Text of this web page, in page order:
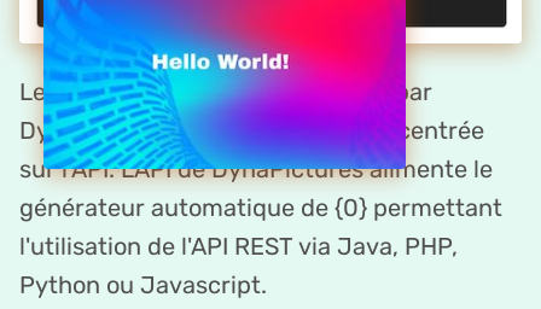
Le créateur de affiche de citation par
DynaPictures est une plateforme centrée
sur l'API. LAPI de DynaPictures alimente le
générateur automatique de {0} permettant
l'utilisation de l'API REST via Java, PHP,
Python ou Javascript.